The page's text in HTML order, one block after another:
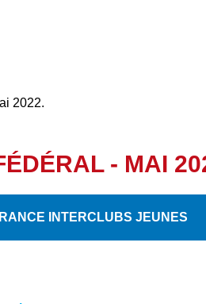
2022.
- MAI
INTERCLUBS JEUNES